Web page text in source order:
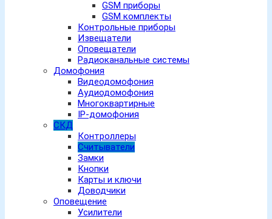
GSM приборы
GSM комплекты
Контрольные приборы
Извещатели
Оповещатели
Радиоканальные системы
Домофония
Видеодомофония
Аудиодомофония
Многоквартирные
IP-домофония
СКД
Контроллеры
Считыватели
Замки
Кнопки
Карты и ключи
Доводчики
Оповещение
Усилители